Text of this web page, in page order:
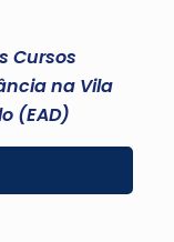
Cursos
na Vila
(EAD)